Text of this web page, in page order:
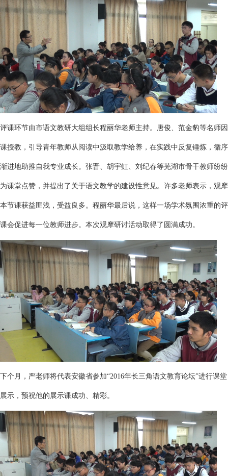
评课环节由市语文教研大组组长程丽华老师主持。唐俊、范金豹等名师因
课授教，引导青年教师从阅读中汲取教学给养，在实践中反复锤炼，循序
渐进地助推自我专业成长。张晋、胡宇虹、刘纪春等芜湖市骨干教师纷纷
为课堂点赞，并提出了关于语文教学的建设性意见。许多老师表示，观摩
本节课获益匪浅，受益良多。程丽华最后说，这样一场学术氛围浓重的评
课会促进每一位教师进步。本次观摩研讨活动取得了圆满成功。
下个月，严老师将代表安徽省参加“2016年长三角语文教育论坛”进行课堂
展示，预祝他的展示课成功、精彩。